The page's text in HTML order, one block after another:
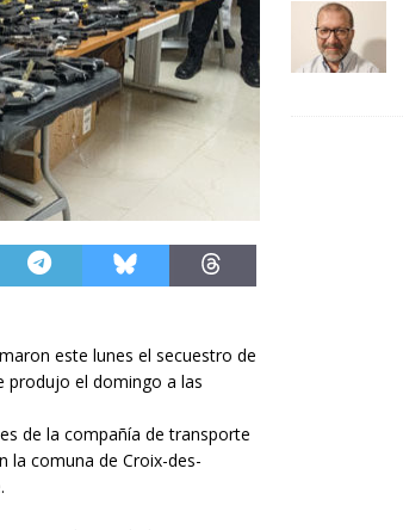
este lunes el secuestro de
produjo el domingo a las
de la compañía de transporte
la comuna de Croix-des-